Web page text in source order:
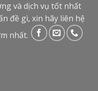
và dịch vụ tốt nhất
đề gì, xin hãy liên hệ
nhất.